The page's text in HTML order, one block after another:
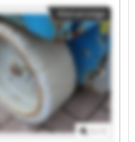
GmbH Formplast
Formplast GmbH
GmbH Formplast
Formplast GmbH
Kleinanzeige